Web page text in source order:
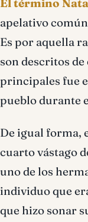
El término
apelativo
Es por aquella
son descritos de
principales fue
pueblo durante
De igual forma,
cuarto vástago
uno de los
individuo que
que hizo sonar